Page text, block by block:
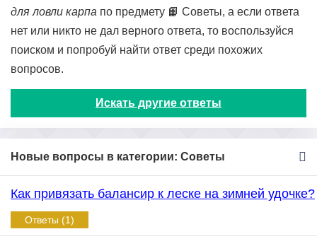
для ловли карпа по предмету 📙 Советы, а если ответа
нет или никто не дал верного ответа, то воспользуйся
поиском и попробуй найти ответ среди похожих
вопросов.
Искать другие ответы
Новые вопросы в категории: Советы
Как привязать балансир к леске на зимней удочке?
Ответы (1)